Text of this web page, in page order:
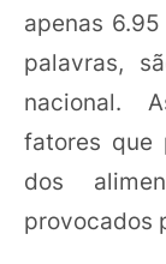
apenas
palavras,
nacional.
fatores que
dos
provocados